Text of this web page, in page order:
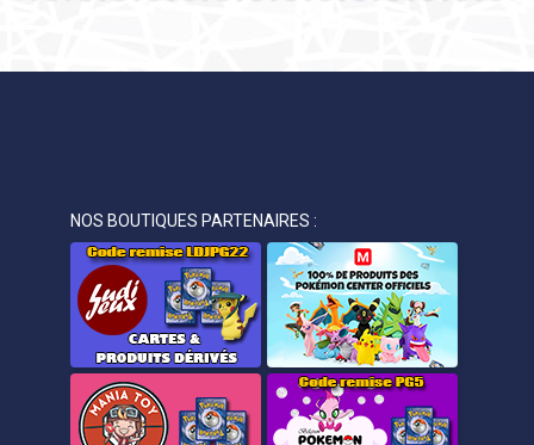
NOS BOUTIQUES PARTENAIRES :